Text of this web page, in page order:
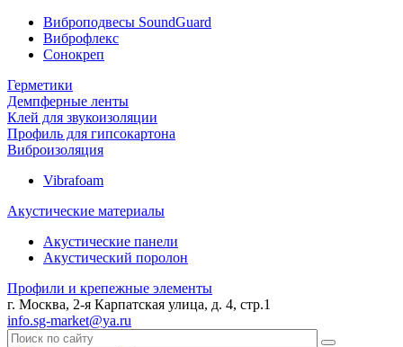
Виброподвесы SoundGuard
Виброфлекс
Сонокреп
Герметики
Демпферные ленты
Клей для звукоизоляции
Профиль для гипсокартона
Виброизоляция
Vibrafoam
Акустические материалы
Акустические панели
Акустический поролон
Профили и крепежные элементы
г. Москва, 2-я Карпатская улица, д. 4, стр.1
info.sg-market@ya.ru